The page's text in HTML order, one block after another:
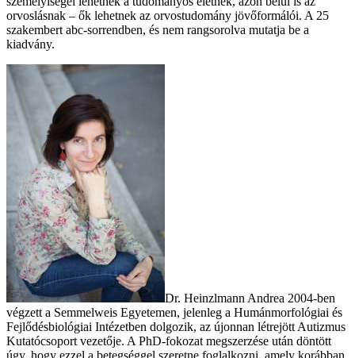
orvoslásnak – ők lehetnek az orvostudomány jövőformálói. A 25
szakembert abc-sorrendben, és nem rangsorolva mutatja be a
kiadvány.
Dr. Heinzlmann Andrea 2004-ben
végzett a Semmelweis Egyetemen, jelenleg a Humánmorfológiai és
Fejlődésbiológiai Intézetben dolgozik, az újonnan létrejött Autizmus
Kutatócsoport vezetője. A PhD-fokozat megszerzése után döntött